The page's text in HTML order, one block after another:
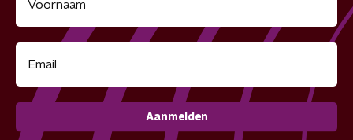
Aanmelden